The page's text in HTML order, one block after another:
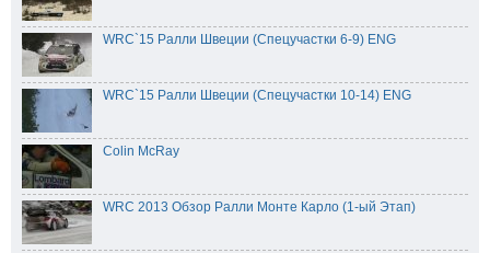
WRC`15 Ралли Швеции (Спецучастки 6-9) ENG
WRC`15 Ралли Швеции (Спецучастки 10-14) ENG
Colin McRay
WRC 2013 Обзор Ралли Монте Карло (1-ый Этап)